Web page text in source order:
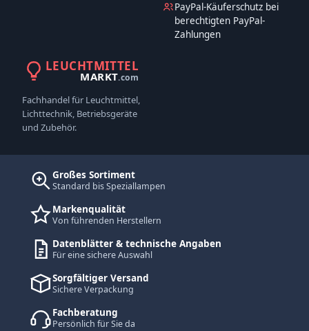
PayPal-Käuferschutz bei
berechtigten PayPal-
Zahlungen
LEUCHTMITTEL
MARKT.com
Fachhandel für Leuchtmittel,
Lichttechnik, Betriebsgeräte
und Zubehör.
Großes Sortiment
Standard bis Speziallampen
Markenqualität
Von führenden Herstellern
Datenblätter & technische Angaben
Für eine sichere Auswahl
Sorgfältiger Versand
Sichere Verpackung
Fachberatung
Persönlich für Sie da